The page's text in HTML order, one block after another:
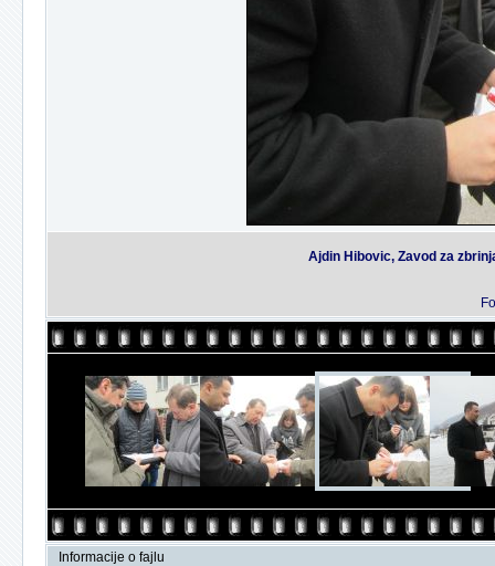
Ajdin Hibovic, Zavod za
Informacije o fajlu